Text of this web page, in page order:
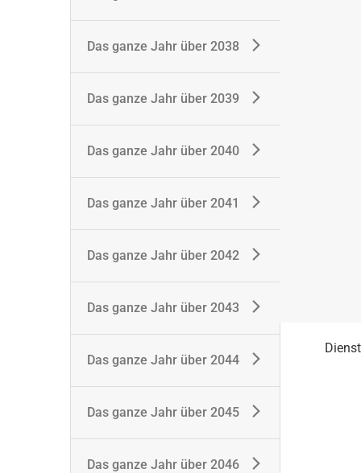
Das ganze Jahr über 2038
Das ganze Jahr über 2039
Das ganze Jahr über 2040
Das ganze Jahr über 2041
Das ganze Jahr über 2042
Das ganze Jahr über 2043
Das ganze Jahr über 2044
Das ganze Jahr über 2045
Das ganze Jahr über 2046